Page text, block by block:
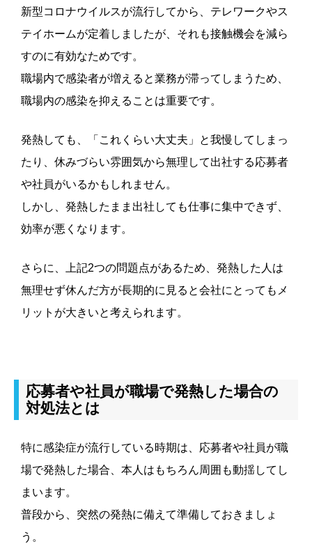
新型コロナウイルスが流行してから、テレワークやス
テイホームが定着しましたが、それも接触機会を減ら
すのに有効なためです。
職場内で感染者が増えると業務が滞ってしまうため、
職場内の感染を抑えることは重要です。
発熱しても、「これくらい大丈夫」と我慢してしまっ
たり、休みづらい雰囲気から無理して出社する応募者
や社員がいるかもしれません。
しかし、発熱したまま出社しても仕事に集中できず、
効率が悪くなります。
さらに、上記2つの問題点があるため、発熱した人は
無理せず休んだ方が長期的に見ると会社にとってもメ
リットが大きいと考えられます。
応募者や社員が職場で発熱した場合の
対処法とは
特に感染症が流行している時期は、応募者や社員が職
場で発熱した場合、本人はもちろん周囲も動揺してし
まいます。
普段から、突然の発熱に備えて準備しておきましょ
う。